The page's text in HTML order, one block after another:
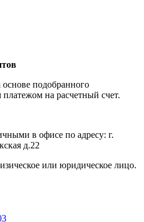
подобранного
на расчетный счет.
в офисе по адресу: г.
д.22
или юридическое лицо.